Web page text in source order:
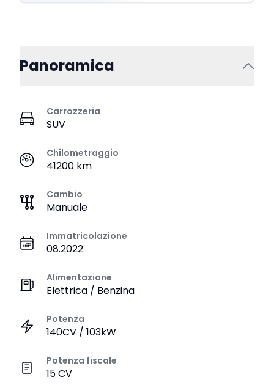
Panoramica
Carrozzeria
SUV
Chilometraggio
41200 km
Cambio
Manuale
Immatricolazione
08.2022
Alimentazione
Elettrica / Benzina
Potenza
140CV / 103kW
Potenza fiscale
15 CV